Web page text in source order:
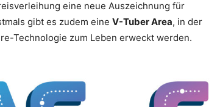
eine neue Auszeichnung für
gibt es zudem eine V-Tuber Area, in der
Technologie zum Leben erweckt werden.